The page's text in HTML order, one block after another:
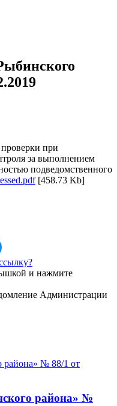
при
за выполнением
подведомственного
[458.73 Kb]
и нажмите
Администрации
района» №